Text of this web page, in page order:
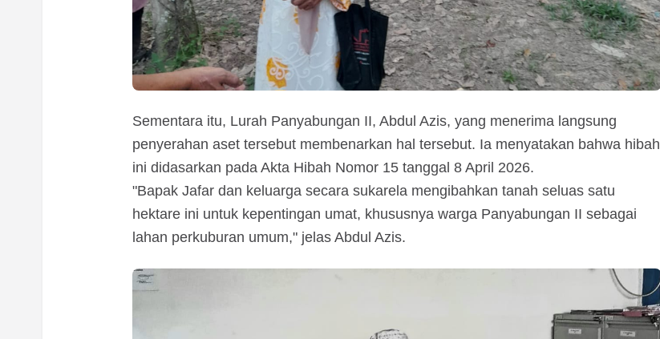
Sementara itu, Lurah Panyabungan II, Abdul Azis, yang menerima langsung
penyerahan aset tersebut membenarkan hal tersebut. Ia menyatakan bahwa hibah
ini didasarkan pada Akta Hibah Nomor 15 tanggal 8 April 2026.
"Bapak Jafar dan keluarga secara sukarela mengibahkan tanah seluas satu
hektare ini untuk kepentingan umat, khususnya warga Panyabungan II sebagai
lahan perkuburan umum," jelas Abdul Azis.